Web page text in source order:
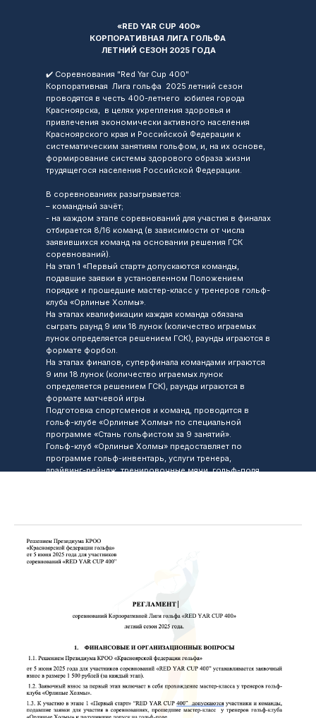
«RED YAR CUP 400»
КОРПОРАТИВНАЯ ЛИГА ГОЛЬФА
ЛЕТНИЙ СЕЗОН 2025 ГОДА
✔️ Соревнования "Red Yar Cup 400"
Корпоративная Лига гольфа 2025 летний сезон
проводятся в честь 400-летнего юбилея города
Красноярска, в целях укрепления здоровья и
привлечения экономически активного населения
Красноярского края и Российской Федерации к
систематическим занятиям гольфом, и, на их основе,
формирование системы здорового образа жизни
трудящегося населения Российской Федерации.
В соревнованиях разыгрывается:
– командный зачёт;
- на каждом этапе соревнований для участия в финалах
отбирается 8/16 команд (в зависимости от числа
заявившихся команд на основании решения ГСК
соревнований).
На этап 1 «Первый старт» допускаются команды,
подавшие заявки в установленном Положением
порядке и прошедшие мастер-класс у тренеров гольф-
клуба «Орлиные Холмы».
На этапах квалификации каждая команда обязана
сыграть раунд 9 или 18 лунок (количество играемых
лунок определяется решением ГСК), раунды играются в
формате форбол.
На этапах финалов, суперфинала командами играются
9 или 18 лунок (количество играемых лунок
определяется решением ГСК), раунды играются в
формате матчевой игры.
Подготовка спортсменов и команд, проводится в
гольф-клубе «Орлиные Холмы» по специальной
программе «Стань гольфистом за 9 занятий».
Гольф-клуб «Орлиные Холмы» предоставляет по
программе гольф-инвентарь, услуги тренера,
драйвинг-рейндж, тренировочные мячи, гольф-поля